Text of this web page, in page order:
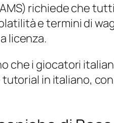
richiede che
e termini di
licenza.
che i giocatori
in italiano,